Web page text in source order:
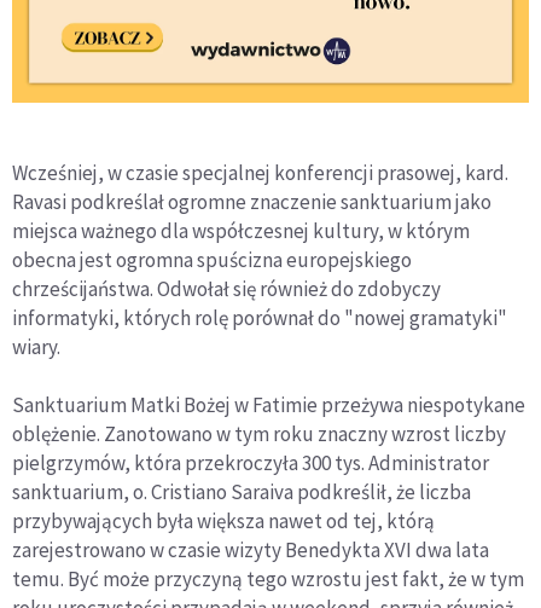
Wcześniej, w czasie specjalnej konferencji prasowej, kard.
Ravasi podkreślał ogromne znaczenie sanktuarium jako
miejsca ważnego dla współczesnej kultury, w którym
obecna jest ogromna spuścizna europejskiego
chrześcijaństwa. Odwołał się również do zdobyczy
informatyki, których rolę porównał do "nowej gramatyki"
wiary.
Sanktuarium Matki Bożej w Fatimie przeżywa niespotykane
oblężenie. Zanotowano w tym roku znaczny wzrost liczby
pielgrzymów, która przekroczyła 300 tys. Administrator
sanktuarium, o. Cristiano Saraiva podkreślił, że liczba
przybywających była większa nawet od tej, którą
zarejestrowano w czasie wizyty Benedykta XVI dwa lata
temu. Być może przyczyną tego wzrostu jest fakt, że w tym